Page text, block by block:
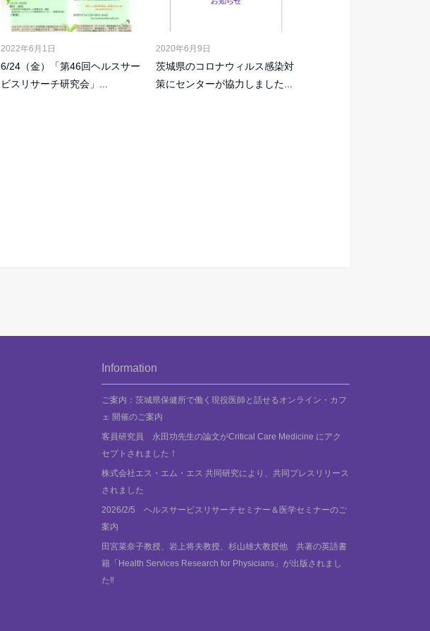
2022年6月1日
6/24（金）「第46回ヘルスサー
ビスリサーチ研究会」...
2020年6月9日
茨城県のコロナウィルス感染対
策にセンターが協力しました...
Information
ご案内：茨城県保健所で働く現役医師と話せるオンライン・カフ
ェ 開催のご案内
客員研究員 永田功先生の論文がCritical Care Medicine にアク
セプトされました！
株式会社エス・エム・エス 共同研究により、共同プレスリリース
されました
2026/2/5 ヘルスサービスリサーチセミナー＆医学セミナーのご
案内
田宮菜奈子教授、岩上将夫教授、杉山雄大教授他 共著の英語書
籍「Health Services Research for Physicians」が出版されまし
た‼